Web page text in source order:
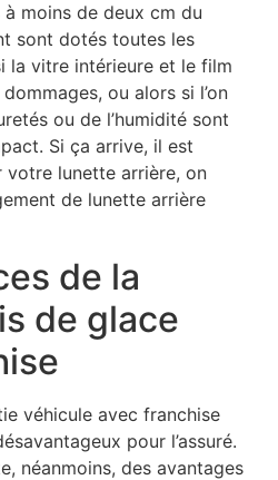
moins de deux cm du
sont dotés toutes les
la vitre intérieure et le film
ou alors si l’on
ou de l’humidité sont
Si ça arrive, il est
lunette arrière, on
de lunette arrière
de la
de glace
véhicule avec franchise
pour l’assuré.
néanmoins, des avantages